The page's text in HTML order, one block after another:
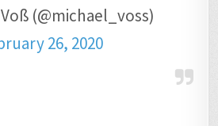
(@michael_voss)
26, 2020